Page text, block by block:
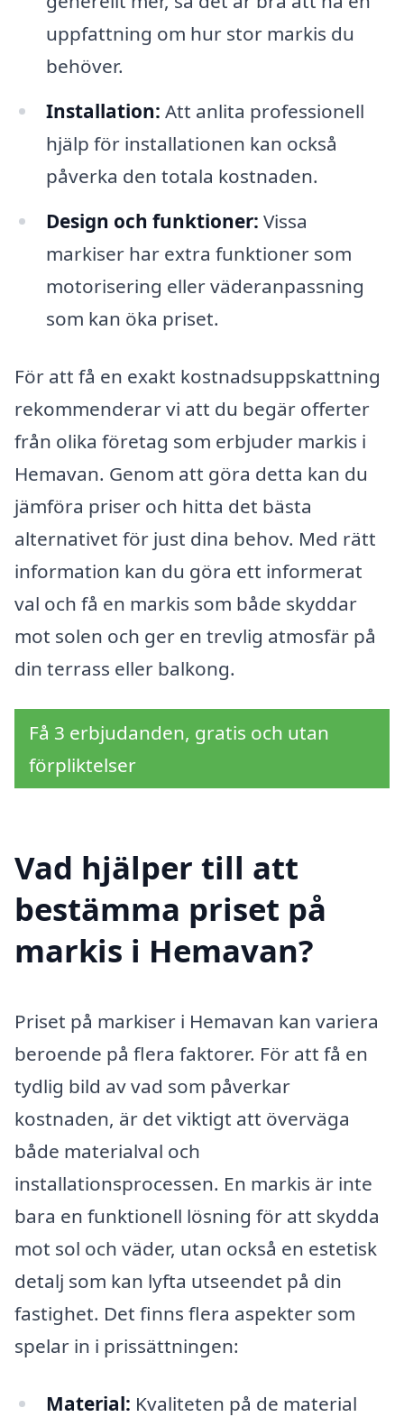
uppfattning om hur stor markis du
behöver.
Installation: Att anlita professionell
hjälp för installationen kan också
påverka den totala kostnaden.
Design och funktioner: Vissa
markiser har extra funktioner som
motorisering eller väderanpassning
som kan öka priset.
För att få en exakt kostnadsuppskattning
rekommenderar vi att du begär offerter
från olika företag som erbjuder markis i
Hemavan. Genom att göra detta kan du
jämföra priser och hitta det bästa
alternativet för just dina behov. Med rätt
information kan du göra ett informerat
val och få en markis som både skyddar
mot solen och ger en trevlig atmosfär på
din terrass eller balkong.
Få 3 erbjudanden, gratis och utan
förpliktelser
Vad hjälper till att
bestämma priset på
markis i Hemavan?
Priset på markiser i Hemavan kan variera
beroende på flera faktorer. För att få en
tydlig bild av vad som påverkar
kostnaden, är det viktigt att överväga
både materialval och
installationsprocessen. En markis är inte
bara en funktionell lösning för att skydda
mot sol och väder, utan också en estetisk
detalj som kan lyfta utseendet på din
fastighet. Det finns flera aspekter som
spelar in i prissättningen:
Material: Kvaliteten på de material